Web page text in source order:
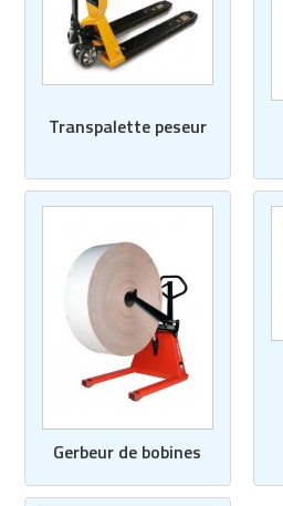
Transpalette peseur
Gerbeur de bobines